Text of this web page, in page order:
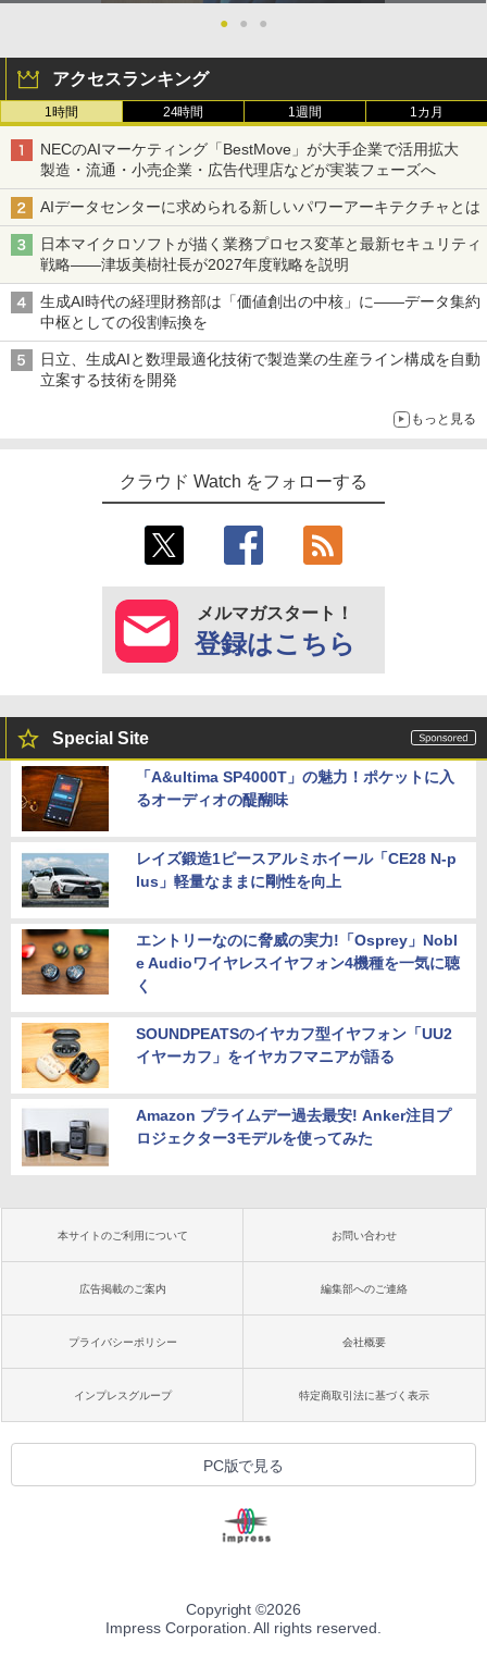
●
● ●
アクセスランキング
1時間 24時間 1週間 1カ月
NECのAIマーケティング「BestMove」が大手企業で活用拡大
製造・流通・小売企業・広告代理店などが実装フェーズへ
AIデータセンターに求められる新しいパワーアーキテクチャとは
日本マイクロソフトが描く業務プロセス変革と最新セキュリティ
戦略――津坂美樹社長が2027年度戦略を説明
生成AI時代の経理財務部は「価値創出の中核」に――データ集約
中枢としての役割転換を
日立、生成AIと数理最適化技術で製造業の生産ライン構成を自動
立案する技術を開発
もっと見る
クラウド Watch をフォローする
メルマガスタート！
登録はこちら
Special Site
「A&ultima SP4000T」の魅力！ポケットに入
るオーディオの醍醐味
レイズ鍛造1ピースアルミホイール「CE28 N-p
lus」軽量なままに剛性を向上
エントリーなのに脅威の実力!「Osprey」Nobl
e Audioワイヤレスイヤフォン4機種を一気に聴
く
SOUNDPEATSのイヤカフ型イヤフォン「UU2
イヤーカフ」をイヤカフマニアが語る
Amazon プライムデー過去最安! Anker注目プ
ロジェクター3モデルを使ってみた
本サイトのご利用について お問い合わせ
広告掲載のご案内 編集部へのご連絡
プライバシーポリシー 会社概要
インプレスグループ 特定商取引法に基づく表示
PC版で見る
Copyright ©2026
Impress Corporation. All rights reserved.